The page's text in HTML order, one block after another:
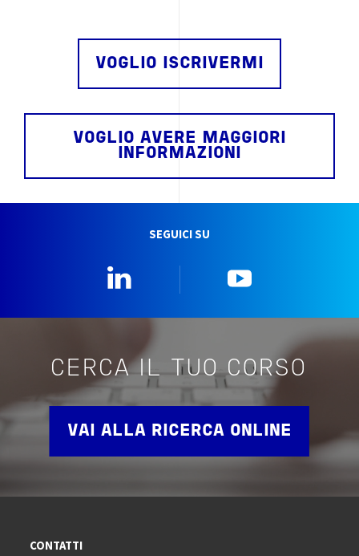
VOGLIO ISCRIVERMI
VOGLIO AVERE MAGGIORI
INFORMAZIONI
SEGUICI SU
CERCA IL TUO CORSO
VAI ALLA RICERCA ONLINE
CONTATTI